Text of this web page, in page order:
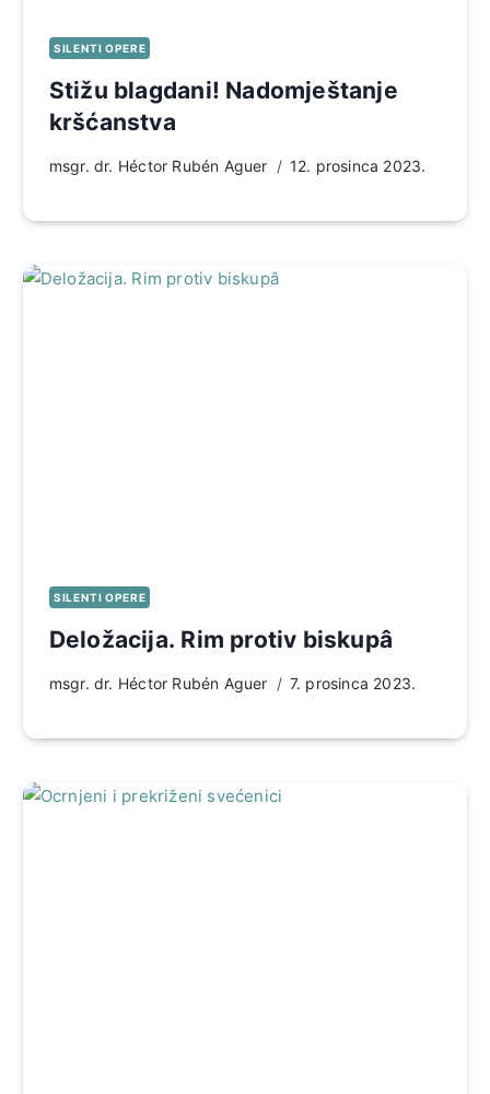
SILENTI OPERE
Stižu blagdani! Nadomještanje
kršćanstva
msgr. dr. Héctor Rubén Aguer 12. prosinca 2023.
SILENTI OPERE
Deložacija. Rim protiv biskupâ
msgr. dr. Héctor Rubén Aguer 7. prosinca 2023.